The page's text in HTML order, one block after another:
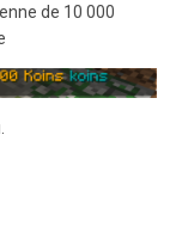
de 10 000